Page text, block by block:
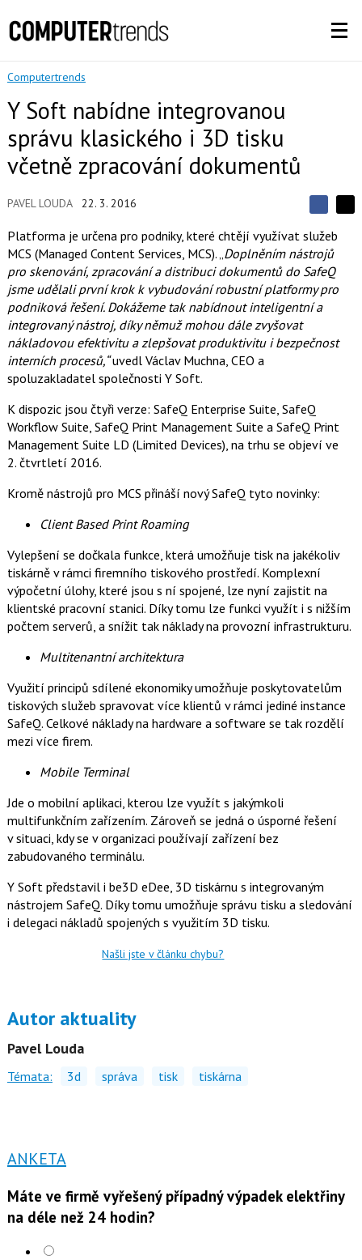
Computertrends
Y Soft nabídne integrovanou
správu klasického i 3D tisku
včetně zpracování dokumentů
PAVEL LOUDA 22. 3. 2016
S
d
í
l
e
t
S
í
l
e
j
t
e
n
a
k
u
Platforma je určena pro podniky, které chtějí využívat služeb
MCS (Managed Content Services, MCS). „Doplněním nástrojů
pro skenování, zpracování a distribuci dokumentů do SafeQ
jsme udělali první krok k vybudování robustní platformy pro
podniková řešení. Dokážeme tak nabídnout inteligentní a
integrovaný nástroj, díky němuž mohou dále zvyšovat
nákladovou efektivitu a zlepšovat produktivitu i bezpečnost
interních procesů,“uvedl Václav Muchna, CEO a
spoluzakladatel společnosti Y Soft.
K dispozic jsou čtyři verze: SafeQ Enterprise Suite, SafeQ
Workflow Suite, SafeQ Print Management Suite a SafeQ Print
Management Suite LD (Limited Devices), na trhu se objeví ve
2. čtvrtletí 2016.
Kromě nástrojů pro MCS přináší nový SafeQ tyto novinky:
Client Based Print Roaming
Vylepšení se dočkala funkce, která umožňuje tisk na jakékoliv
tiskárně v rámci firemního tiskového prostředí. Komplexní
výpočetní úlohy, které jsou s ní spojené, lze nyní zajistit na
klientské pracovní stanici. Díky tomu lze funkci využít i s nižším
počtem serverů, a snížit tak náklady na provozní infrastrukturu.
Multitenantní architektura
Využití principů sdílené ekonomiky umožňuje poskytovatelům
tiskových služeb spravovat více klientů v rámci jediné instance
SafeQ. Celkové náklady na hardware a software se tak rozdělí
mezi více firem.
Mobile Terminal
Jde o mobilní aplikaci, kterou lze využít s jakýmkoli
multifunkčním zařízením. Zároveň se jedná o úsporné řešení
v situaci, kdy se v organizaci používají zařízení bez
zabudovaného terminálu.
Y Soft představil i be3D eDee, 3D tiskárnu s integrovaným
nástrojem SafeQ. Díky tomu umožňuje správu tisku a sledování
i delegaci nákladů spojených s využitím 3D tisku.
Našli jste v článku chybu?
Autor aktuality
Pavel Louda
Témata: 3d správa tisk tiskárna
ANKETA
Máte ve firmě vyřešený případný výpadek elektřiny
na déle než 24 hodin?